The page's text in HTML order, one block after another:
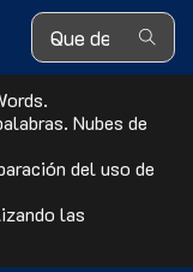
Search ...
natural.
un proyecto de Text
Nubes de
del uso de
las